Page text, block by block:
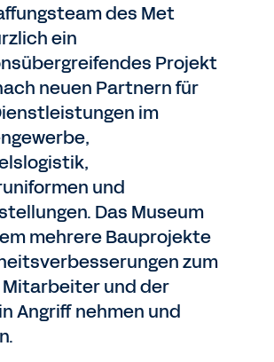
des Met
ein
Projekt
neuen Partnern für
im
und
Das Museum
mehrere Bauprojekte
zum
und der
Angriff nehmen und